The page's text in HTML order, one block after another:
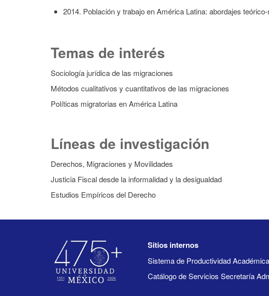
2014. Población y trabajo en América Latina: abordajes
Temas de interés
Sociología jurídica de las migraciones
Métodos cualitativos y cuantitativos de las migraciones
Políticas migratorias en América Latina
Líneas de investigación
Derechos, Migraciones y Movilidades
Justicia Fiscal desde la informalidad y la desigualdad
Estudios Empíricos del Derecho
Sitios internos
Sistema de Productividad Académica
Catálogo de Servicios Secretaría